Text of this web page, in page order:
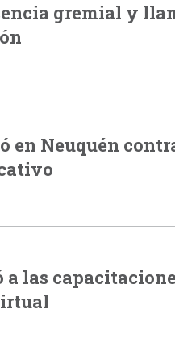
gremial y
en Neuquén
a las